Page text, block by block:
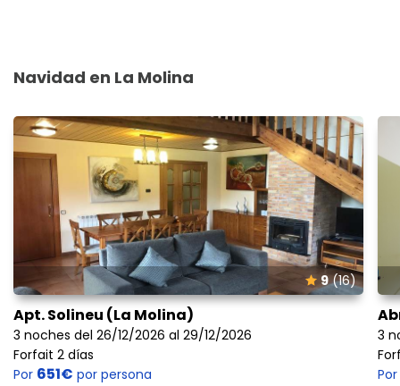
Navidad en La Molina
9(16)
Apt. Solineu (La Molina)
3 noches del 26/12/2026 al 29/12/2026
Forfait 2 días
Por 651€ por persona
3
Por